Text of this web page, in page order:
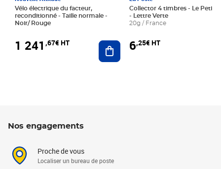
Vélo électrique du facteur,
reconditionné - Taille normale -
Noir/ Rouge
1 241 ,67€ HT Ajouter au panier
Collector 4 timbres - Le Petit
- Lettre Verte
20g / France
6,25€ HT
Nos engagements
Proche de vous
Localiser un bureau de poste